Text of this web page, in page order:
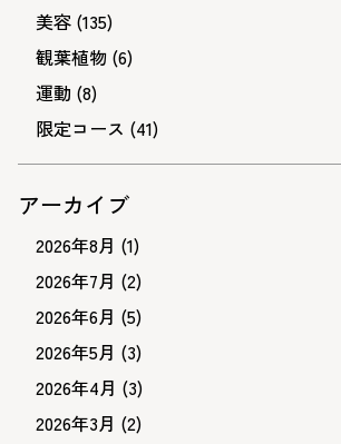
美容 (135)
観葉植物 (6)
運動 (8)
限定コース (41)
アーカイブ
2026年8月 (1)
2026年7月 (2)
2026年6月 (5)
2026年5月 (3)
2026年4月 (3)
2026年3月 (2)